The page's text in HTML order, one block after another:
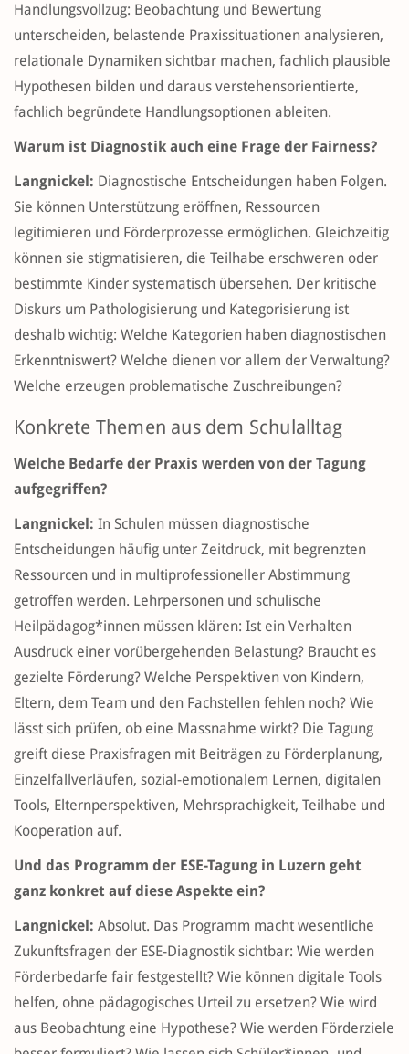
Handlungsvollzug: Beobachtung und Bewertung
unterscheiden, belastende Praxissituationen analysieren,
relationale Dynamiken sichtbar machen, fachlich plausible
Hypothesen bilden und daraus verstehensorientierte,
fachlich begründete Handlungsoptionen ableiten.
Warum ist Diagnostik auch eine Frage der Fairness?
Langnickel: Diagnostische Entscheidungen haben Folgen.
Sie können Unterstützung eröffnen, Ressourcen
legitimieren und Förderprozesse ermöglichen. Gleichzeitig
können sie stigmatisieren, die Teilhabe erschweren oder
bestimmte Kinder systematisch übersehen. Der kritische
Diskurs um Pathologisierung und Kategorisierung ist
deshalb wichtig: Welche Kategorien haben diagnostischen
Erkenntniswert? Welche dienen vor allem der Verwaltung?
Welche erzeugen problematische Zuschreibungen?
Konkrete Themen aus dem Schulalltag
Welche Bedarfe der Praxis werden von der Tagung
aufgegriffen?
Langnickel: In Schulen müssen diagnostische
Entscheidungen häufig unter Zeitdruck, mit begrenzten
Ressourcen und in multiprofessioneller Abstimmung
getroffen werden. Lehrpersonen und schulische
Heilpädagog*innen müssen klären: Ist ein Verhalten
Ausdruck einer vorübergehenden Belastung? Braucht es
gezielte Förderung? Welche Perspektiven von Kindern,
Eltern, dem Team und den Fachstellen fehlen noch? Wie
lässt sich prüfen, ob eine Massnahme wirkt? Die Tagung
greift diese Praxisfragen mit Beiträgen zu Förderplanung,
Einzelfallverläufen, sozial-emotionalem Lernen, digitalen
Tools, Elternperspektiven, Mehrsprachigkeit, Teilhabe und
Kooperation auf.
Und das Programm der ESE-Tagung in Luzern geht
ganz konkret auf diese Aspekte ein?
Langnickel: Absolut. Das Programm macht wesentliche
Zukunftsfragen der ESE-Diagnostik sichtbar: Wie werden
Förderbedarfe fair festgestellt? Wie können digitale Tools
helfen, ohne pädagogisches Urteil zu ersetzen? Wie wird
aus Beobachtung eine Hypothese? Wie werden Förderziele